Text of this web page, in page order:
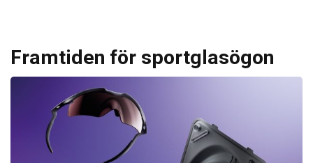
Framtiden för sportglasögon